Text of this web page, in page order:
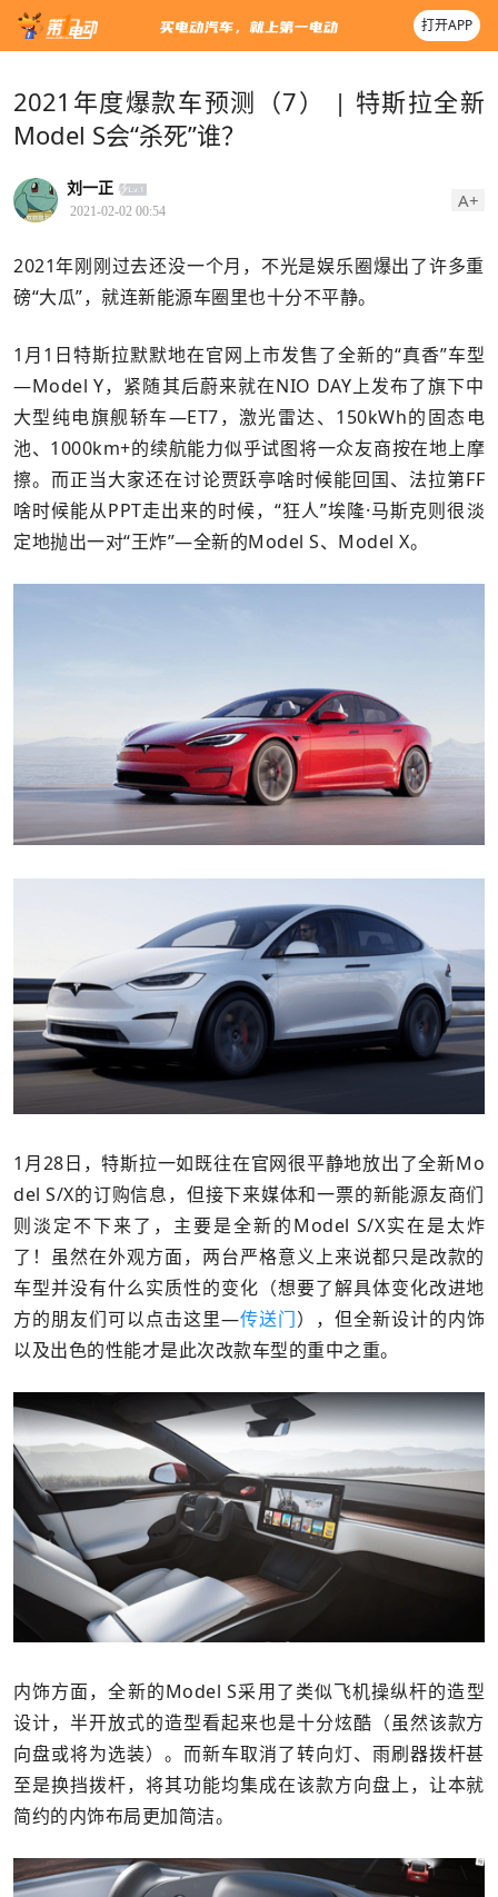
打开APP
2021年度爆款车预测（7） | 特斯拉全新
Model S会“杀死”谁？
刘一正
2021-02-02 00:54 A+
2021年刚刚过去还没一个月，不光是娱乐圈爆出了许多重
磅“大瓜”，就连新能源车圈里也十分不平静。
1月1日特斯拉默默地在官网上市发售了全新的“真香”车型
—Model Y，紧随其后蔚来就在NIO DAY上发布了旗下中
大型纯电旗舰轿车—ET7，激光雷达、150kWh的固态电
池、1000km+的续航能力似乎试图将一众友商按在地上摩
擦。而正当大家还在讨论贾跃亭啥时候能回国、法拉第FF
啥时候能从PPT走出来的时候，“狂人”埃隆·马斯克则很淡
定地抛出一对“王炸”—全新的Model S、Model X。
1月28日，特斯拉一如既往在官网很平静地放出了全新Mo
del S/X的订购信息，但接下来媒体和一票的新能源友商们
则淡定不下来了，主要是全新的Model S/X实在是太炸
了！虽然在外观方面，两台严格意义上来说都只是改款的
车型并没有什么实质性的变化（想要了解具体变化改进地
方的朋友们可以点击这里—传送门），但全新设计的内饰
以及出色的性能才是此次改款车型的重中之重。
内饰方面，全新的Model S采用了类似飞机操纵杆的造型
设计，半开放式的造型看起来也是十分炫酷（虽然该款方
向盘或将为选装）。而新车取消了转向灯、雨刷器拨杆甚
至是换挡拨杆，将其功能均集成在该款方向盘上，让本就
简约的内饰布局更加简洁。